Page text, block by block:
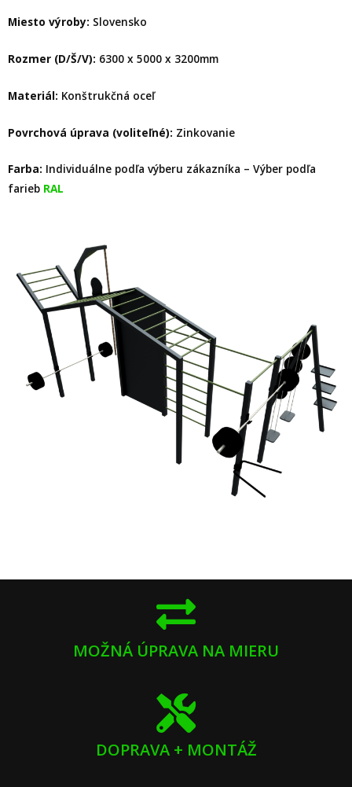
Miesto výroby: Slovensko
Rozmer (D/Š/V): 6300 x 5000 x 3200mm
Materiál: Konštrukčná oceľ
Povrchová úprava (voliteľné): Zinkovanie
Farba: Individuálne podľa výberu zákazníka – Výber podľa
farieb RAL
MOŽNÁ ÚPRAVA NA MIERU
DOPRAVA + MONTÁŽ